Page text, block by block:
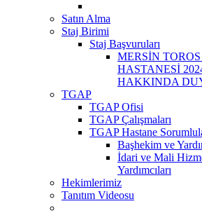
Satın Alma
Staj Birimi
Staj Başvuruları
MERSİN
HASTANESİ
HAKKINDA
TGAP
TGAP Ofisi
TGAP Çalışmaları
TGAP Hastane
Başhekim ve
İdari ve Mali
Yardımcıları
Hekimlerimiz
Tanıtım Videosu